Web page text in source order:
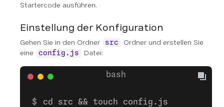
Startercode ausführen.
Einstellung der Konfiguration
Gehen Sie in den Ordner src
Ordner und erstellen Sie
eine
config.js Datei:
cd src && touch config.js